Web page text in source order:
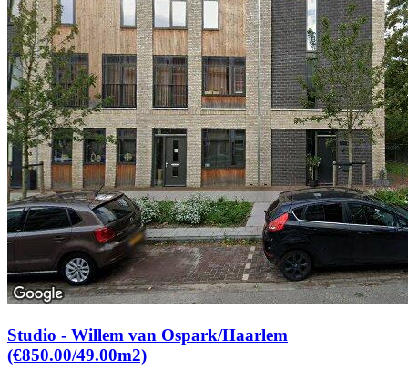
Studio - Willem van Ospark/Haarlem
(€850.00/49.00m2)